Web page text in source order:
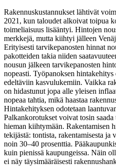
Rakennuskustannukset lähtivät
2021, kun taloudet alkoivat toipua
toimeliaisuus lisääntyi. Hintojen
merkkejä, mutta kiihtyi jälleen
Erityisesti tarvikepanosten hinnat
pakotteiden takia niiden
nousun jälkeen tarvikepanosten
nopeasti. Työpanoksen
edeltäviin kasvulukemiin. Vaikka
on hidastunut jopa alle yleisen
nopeaa tahtia, mikä haastaa
Hintakehityksen odotetaan
Palkankorotukset voivat tosin
hieman kiihtymään. Rakentamisen
tekijästä: tontista, rakentamisesta ja
noin 30–40 prosenttia.
kuin pienissä kaupungeissa. Näin
ei näy täysimääräisesti